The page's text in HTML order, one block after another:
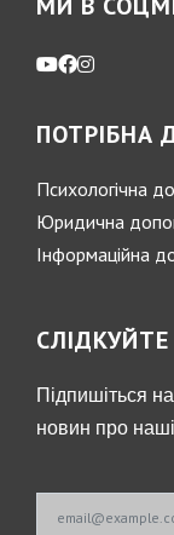
ПОТРІБНА
Психологічна
Юридична
Інформаційна
Підпишіться
новин про
Email